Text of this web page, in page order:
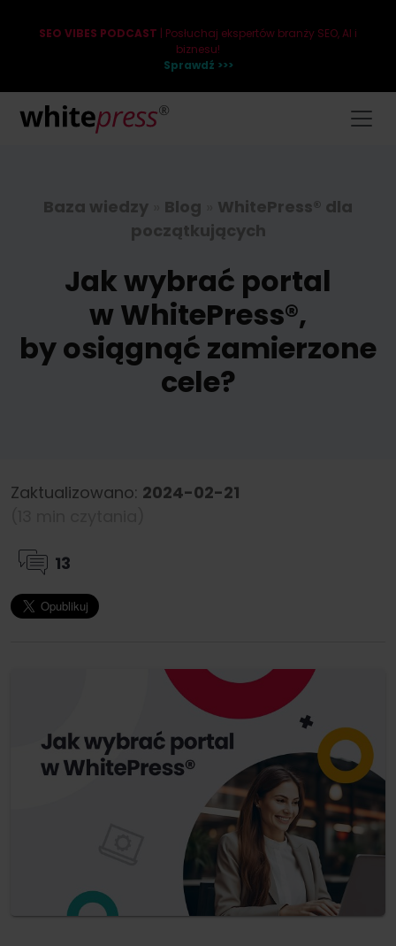
SEO VIBES PODCAST | Posłuchaj ekspertów branży SEO, AI i
biznesu!
Sprawdź >>>
Baza wiedzy Blog
WhitePress® dla
początkujących
Jak wybrać portal
w WhitePress®,
by osiągnąć zamierzone
cele?
Zaktualizowano: 2024-02-21
13